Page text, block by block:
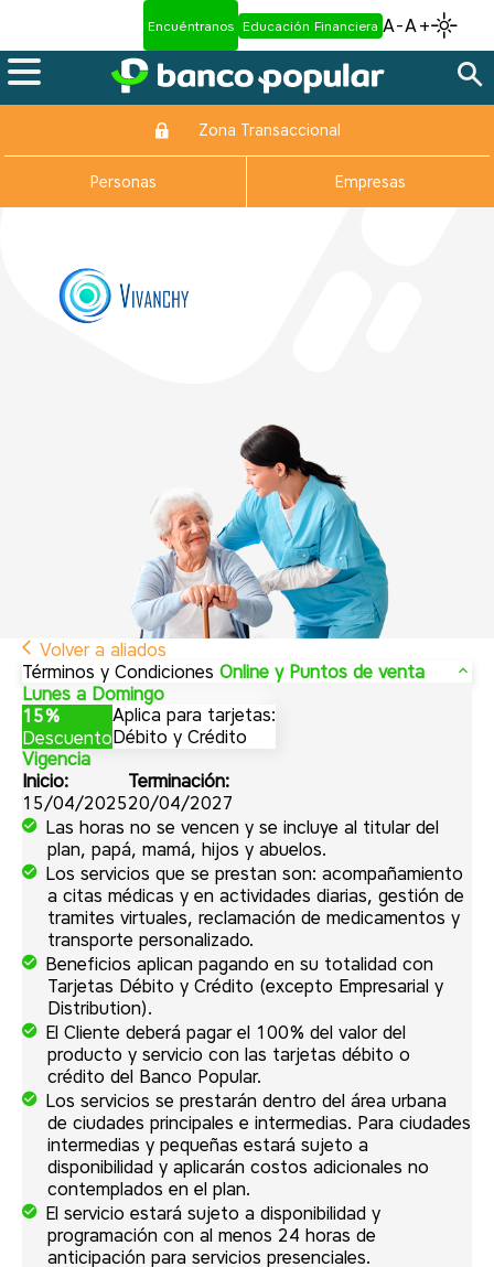
Encuéntranos Educación Financiera A-A+
Zona Transaccional
Personas Empresas
Volver a aliados
Términos y CondicionesOnline y Puntos de venta
Lunes a Domingo
15%
Descuento
Aplica para tarjetas:
Débito y Crédito
Vigencia
Inicio:
15/04/2025
Terminación:
20/04/2027
Las horas no se vencen y se incluye al titular del
plan, papá, mamá, hijos y abuelos.
Los servicios que se prestan son: acompañamiento
a citas médicas y en actividades diarias, gestión de
tramites virtuales, reclamación de medicamentos y
transporte personalizado.
Beneficios aplican pagando en su totalidad con
Tarjetas Débito y Crédito (excepto Empresarial y
Distribution).
El Cliente deberá pagar el 100% del valor del
producto y servicio con las tarjetas débito o
crédito del Banco Popular.
Los servicios se prestarán dentro del área urbana
de ciudades principales e intermedias. Para ciudades
intermedias y pequeñas estará sujeto a
disponibilidad y aplicarán costos adicionales no
contemplados en el plan.
El servicio estará sujeto a disponibilidad y
programación con al menos 24 horas de
anticipación para servicios presenciales.